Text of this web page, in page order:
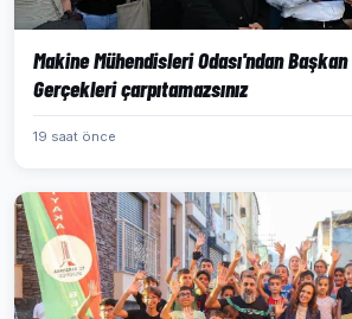
Makine Mühendisleri Odası'ndan
Gerçekleri çarpıtamazsınız
19 saat önce